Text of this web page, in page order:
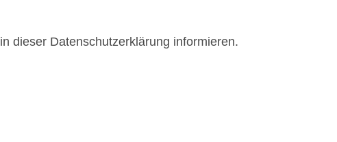
dieser Datenschutzerklärung informieren.